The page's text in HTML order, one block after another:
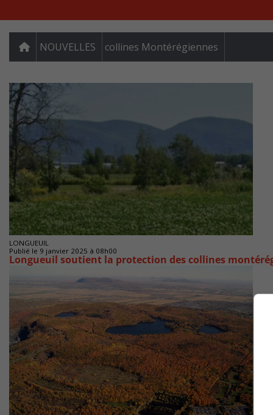
NOUVELLES collines Montérégiennes
LONGUEUIL
Publié le 9 janvier 2025 à 08h00
Longueuil soutient la protection des collines